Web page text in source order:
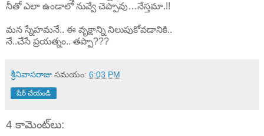
నీతో ఎలా ఉండాలో నువ్వే చెప్పావు…నేస్తమా.!!
మన స్నేహమనే.. ఈ వృక్షాన్ని నిలుపుకోవడానికి..
నే..చేసే ప్రయత్నం.. తప్పా???
శ్రీనివాసరాజు సమయం: 6:03 PM
షేర్ చేయండి
4 కామెంట్‌లు: